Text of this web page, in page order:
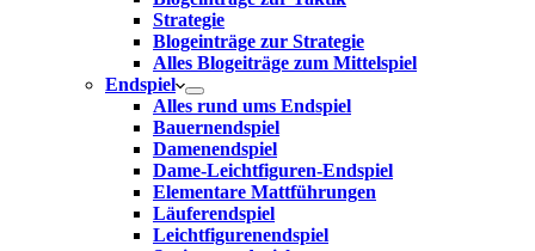
Strategie
Blogeinträge zur Strategie
Alles Blogeiträge zum Mittelspiel
Endspiel
Alles rund ums Endspiel
Bauernendspiel
Damenendspiel
Dame-Leichtfiguren-Endspiel
Elementare Mattführungen
Läuferendspiel
Leichtfigurenendspiel